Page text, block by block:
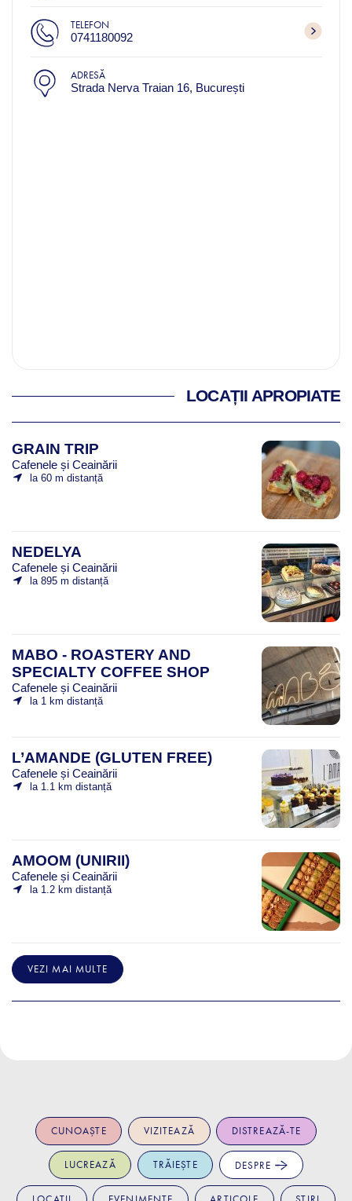
TELEFON
0741180092
ADRESĂ
Strada Nerva Traian 16, București
LOCAȚII APROPIATE
GRAIN TRIP
Cafenele și Ceainării
la 60 m distanță
NEDELYA
Cafenele și Ceainării
la 895 m distanță
MABO - ROASTERY AND
SPECIALTY COFFEE SHOP
Cafenele și Ceainării
la 1 km distanță
L’AMANDE (GLUTEN FREE)
Cafenele și Ceainării
la 1.1 km distanță
AMOOM (UNIRII)
Cafenele și Ceainării
la 1.2 km distanță
VEZI MAI MULTE
CUNOAȘTE VIZITEAZĂ DISTREAZĂ-TE
LUCREAZĂ TRĂIEȘTE DESPRE